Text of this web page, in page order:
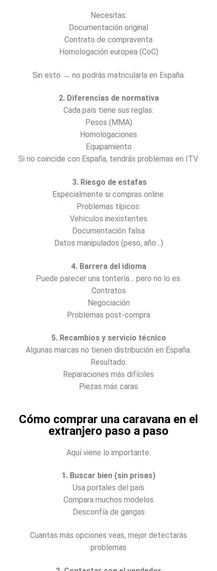
Necesitas:
Documentación original
Contrato de compraventa
Homologación europea (CoC)
Sin esto → no podrás matricularla en España.
2. Diferencias de normativa
Cada país tiene sus reglas:
Pesos (MMA)
Homologaciones
Equipamiento
Si no coincide con España, tendrás problemas en ITV.
3. Riesgo de estafas
Especialmente si compras online.
Problemas típicos:
Vehículos inexistentes
Documentación falsa
Datos manipulados (peso, año…)
4. Barrera del idioma
Puede parecer una tontería… pero no lo es.
Contratos
Negociación
Problemas post-compra
5. Recambios y servicio técnico
Algunas marcas no tienen distribución en España.
Resultado:
Reparaciones más difíciles
Piezas más caras
Cómo comprar una caravana en el
extranjero paso a paso
Aquí viene lo importante.
1. Buscar bien (sin prisas)
Usa portales del país
Compara muchos modelos
Desconfía de gangas
Cuantas más opciones veas, mejor detectarás
problemas